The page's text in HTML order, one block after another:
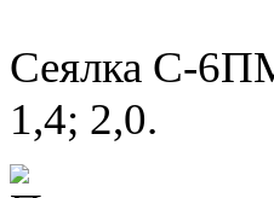
Сеялка С-
1,4; 2,0.